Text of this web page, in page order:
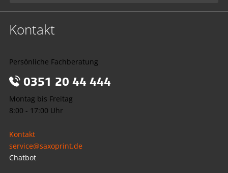
Kontakt
Persönliche Fachberatung
0351 20 44 444
Montag bis Freitag
8:00 - 17:00 Uhr
Kontakt
service@saxoprint.de
Chatbot